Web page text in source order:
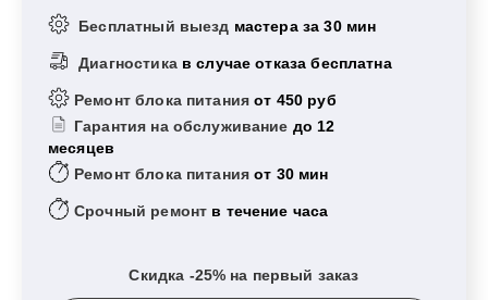
Бесплатный выезд мастера за 30 мин
Диагностика в случае отказа бесплатна
Ремонт блока питанияот 450 руб
Гарантия на обслуживание до 12
месяцев
Ремонт блока питанияот 30 мин
Срочный ремонт в течение часа
Скидка -25% на первый заказ